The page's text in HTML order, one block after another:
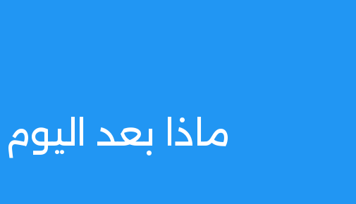
ماذا بعد